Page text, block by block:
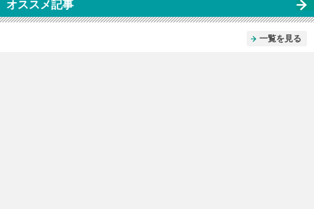
オススメ記事
一覧を見る